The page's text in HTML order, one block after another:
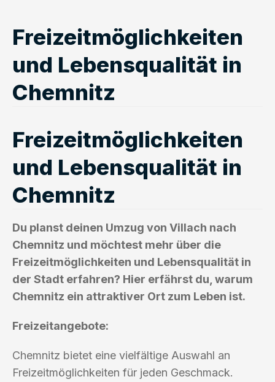
Freizeitmöglichkeiten
und Lebensqualität in
Chemnitz
Freizeitmöglichkeiten
und Lebensqualität in
Chemnitz
Du planst deinen Umzug von Villach nach
Chemnitz und möchtest mehr über die
Freizeitmöglichkeiten und Lebensqualität in
der Stadt erfahren? Hier erfährst du, warum
Chemnitz ein attraktiver Ort zum Leben ist.
Freizeitangebote:
Chemnitz bietet eine vielfältige Auswahl an
Freizeitmöglichkeiten für jeden Geschmack.